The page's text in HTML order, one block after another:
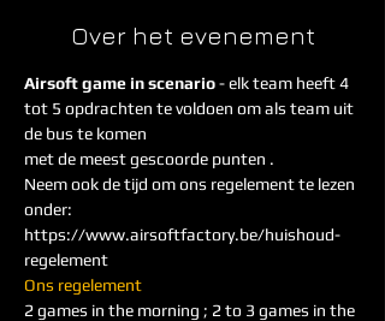
Over het evenement
Airsoft game in scenario - elk team heeft 4
tot 5 opdrachten te voldoen om als team uit
de bus te komen
met de meest gescoorde punten .
Neem ook de tijd om ons regelement te lezen
onder:
https://www.airsoftfactory.be/huishoud-
regelement
Ons regelement
2 games in the morning ; 2 to 3 games in the